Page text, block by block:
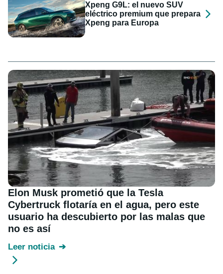
Xpeng G9L: el nuevo SUV
eléctrico premium que prepara
Xpeng para Europa
Elon Musk prometió que la Tesla
Cybertruck flotaría en el agua, pero este
usuario ha descubierto por las malas que
no es así
Leer noticia